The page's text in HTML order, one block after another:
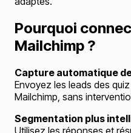
Pourquoi
Mailchimp ?
Capture automatique
Envoyez les leads des
Mailchimp, sans
Segmentation plus
Utilisez les réponses et